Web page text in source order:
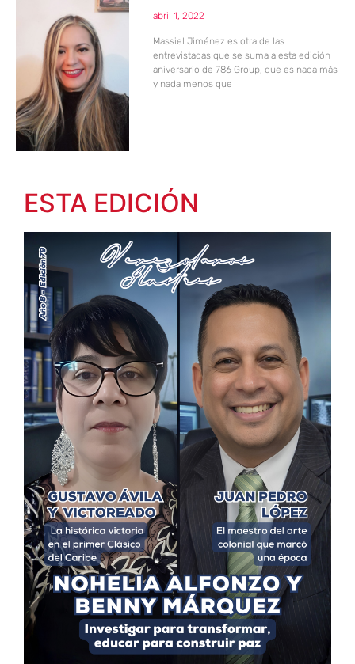
abril 1, 2022
Massiel Jiménez es otra de las
entrevistadas que se suma a esta edición
aniversario de 786 Group, que es nada más
y nada menos que
ESTA EDICIÓN